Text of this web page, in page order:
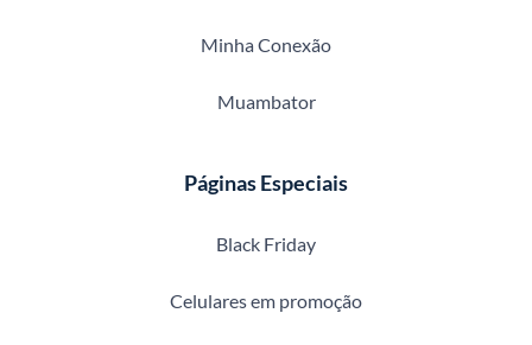
Minha Conexão
Muambator
Páginas Especiais
Black Friday
Celulares em promoção